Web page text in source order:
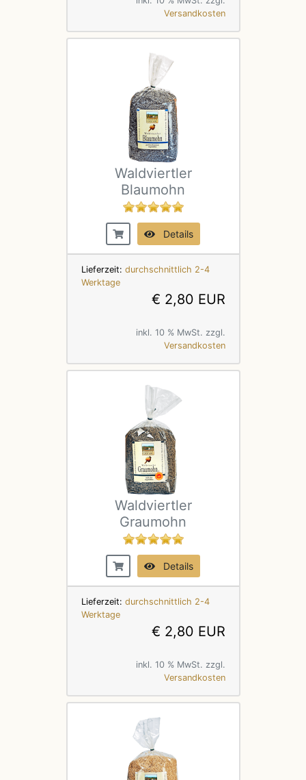
Versandkosten
Waldviertler
Blaumohn
Details
Lieferzeit: durchschnittlich 2-4
Werktage
€ 2,80 EUR
inkl. 10 % MwSt. zzgl.
Versandkosten
Waldviertler
Graumohn
Details
Lieferzeit: durchschnittlich 2-4
Werktage
€ 2,80 EUR
inkl. 10 % MwSt. zzgl.
Versandkosten